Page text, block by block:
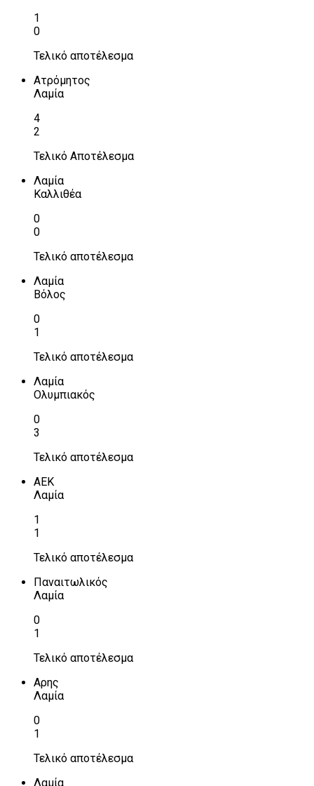
1
0
Τελικό αποτέλεσμα
Ατρόμητος
Λαμία
4
2
Τελικό Αποτέλεσμα
Λαμία
Καλλιθέα
0
0
Τελικό αποτέλεσμα
Λαμία
Βόλος
0
1
Τελικό αποτέλεσμα
Λαμία
Ολυμπιακός
0
3
Τελικό αποτέλεσμα
ΑΕΚ
Λαμία
1
1
Τελικό αποτέλεσμα
Παναιτωλικός
Λαμία
0
1
Τελικό αποτέλεσμα
Αρης
Λαμία
0
1
Τελικό αποτέλεσμα
Λαμία